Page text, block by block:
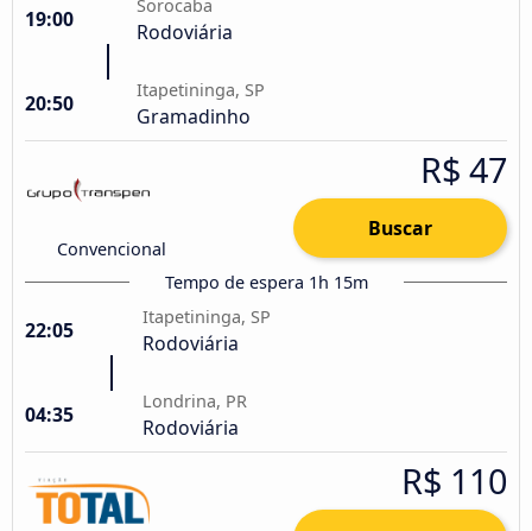
19:00
Sorocaba
Rodoviária
20:50
Itapetininga, SP
Gramadinho
Convencional
R$ 47
Buscar
Tempo de espera 1h 15m
22:05
Itapetininga, SP
Rodoviária
04:35
Londrina, PR
Rodoviária
R$ 110